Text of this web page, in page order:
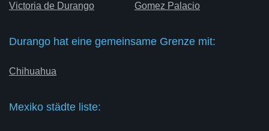
Victoria de Durango Gomez Palacio
Durango hat eine gemeinsame Grenze mit:
Chihuahua
Mexiko städte liste: